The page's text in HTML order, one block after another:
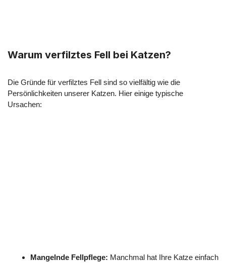
Warum verfilztes Fell bei Katzen?
Die Gründe für verfilztes Fell sind so vielfältig wie die
Persönlichkeiten unserer Katzen. Hier einige typische
Ursachen:
Mangelnde Fellpflege: Manchmal hat Ihre Katze einfach